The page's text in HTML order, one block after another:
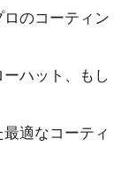
のコーティン
ハット、もし
適なコーティ